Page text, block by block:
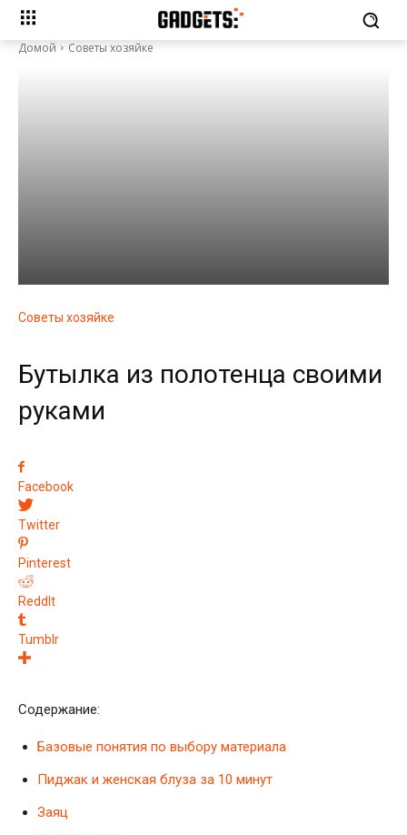
Домой Советы хозяйке
Советы хозяйке
Бутылка из полотенца своими
руками
Facebook
Twitter
Pinterest
ReddIt
Tumblr
Содержание:
Базовые понятия по выбору материала
Пиджак и женская блуза за 10 минут
Заяц